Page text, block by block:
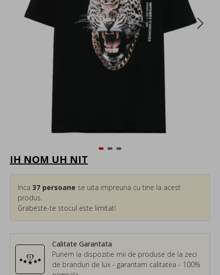
IH NOM UH NIT
Calitate Garantata
Punem la dispozitie mii de produse de la zeci
de branduri de lux - garantam calitatea - 100%
Inca 37 persoane se uita impreuna cu tine la acest
produs.
Grabeste-te stocul este limitat!